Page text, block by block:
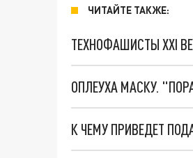
ЧИТАЙТЕ ТАКЖЕ:
ТЕХНОФАШИСТЫ XXI
ОПЛЕУХА МАСКУ.
К ЧЕМУ ПРИВЕДЕТ